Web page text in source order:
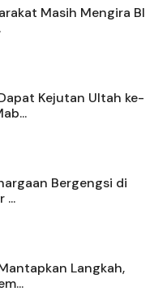
Masih Mengira BI
Kejutan Ultah ke-
Bergengsi di
...
Langkah,